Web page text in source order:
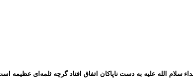
الله علیه به دست ناپاکان اتفاق افتاد گرچه ثلمه‌ای عظیمه